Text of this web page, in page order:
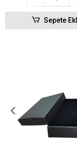
Sepete